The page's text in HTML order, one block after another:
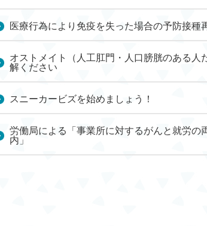
医療行為により免疫を失った場合の予防接種
オストメイト（人工肛門・人口膀胱のある人
解ください
スニーカービズを始めましょう！
労働局による「事業所に対するがんと就労の
内」